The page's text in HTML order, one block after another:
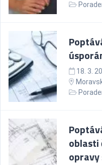
18. 3.
oblasti